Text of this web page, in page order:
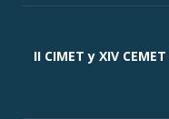
II CIMET y XIV